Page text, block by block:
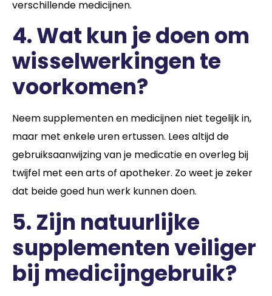
verschillende medicijnen.
4. Wat kun je doen om
wisselwerkingen te
voorkomen?
Neem supplementen en medicijnen niet tegelijk in,
maar met enkele uren ertussen. Lees altijd de
gebruiksaanwijzing van je medicatie en overleg bij
twijfel met een arts of apotheker. Zo weet je zeker
dat beide goed hun werk kunnen doen.
5. Zijn natuurlijke
supplementen veiliger
bij medicijngebruik?